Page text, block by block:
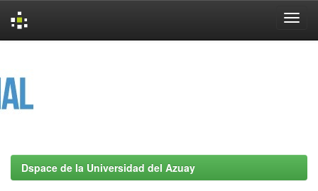
Dspace de la Universidad del Azuay